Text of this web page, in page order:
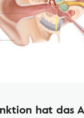
hat das